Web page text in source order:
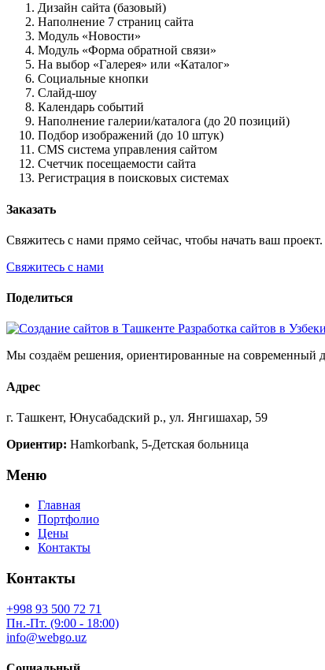
Дизайн сайта (базовый)
Наполнение 7 страниц сайта
Модуль «Новости»
Модуль «Форма обратной связи»
На выбор «Галерея» или «Каталог»
Социальные кнопки
Слайд-шоу
Календарь событий
Наполнение галерии/каталога (до 20 позиций)
Подбор изображений (до 10 штук)
CMS система управления сайтом
Счетчик посещаемости сайта
Регистрация в поисковых системах
Заказать
Свяжитесь с нами прямо сейчас, чтобы начать ваш проект.
Свяжитесь с нами
Поделиться
Мы создаём решения, ориентированные на современный
Адрес
г. Ташкент, Юнусабадский р., ул. Янгишахар, 59
Ориентир: Hamkorbank, 5-Детская больница
Меню
Главная
Портфолио
Цены
Контакты
Контакты
+998 93 500 72 71
Пн.-Пт. (9:00 - 18:00)
info@webgo.uz